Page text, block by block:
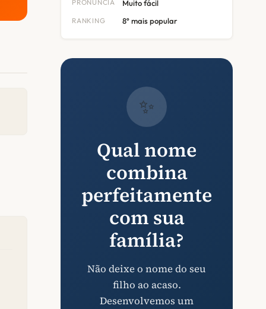
PRONÚNCIA Muito fácil
RANKING 8º mais popular
✨
Qual nome
combina
perfeitamente
com sua
família?
Não deixe o nome do seu
filho ao acaso.
Desenvolvemos um